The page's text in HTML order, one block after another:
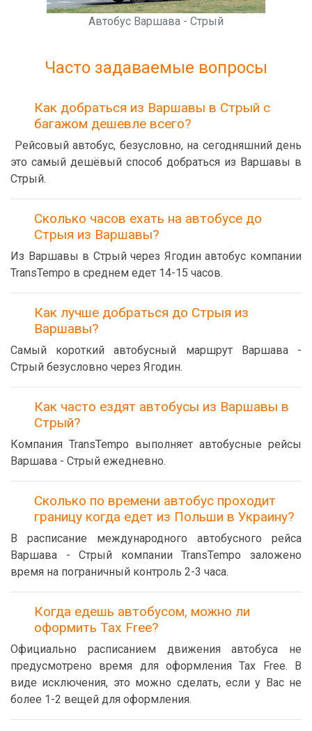
Автобус Варшава - Стрый
Часто задаваемые вопросы
Как добраться из Варшавы в Стрый с
багажом дешевле всего?
Рейсовый автобус, безусловно, на сегодняшний день
это самый дешёвый способ добраться из Варшавы в
Стрый.
Сколько часов ехать на автобусе до
Стрыя из Варшавы?
Из Варшавы в Стрый через Ягодин автобус компании
TransTempo в среднем едет 14-15 часов.
Как лучше добраться до Стрыя из
Варшавы?
Самый короткий автобусный маршрут Варшава -
Стрый безусловно через Ягодин.
Как часто ездят автобусы из Варшавы в
Стрый?
Компания TransTempo выполняет автобусные рейсы
Варшава - Стрый ежедневно.
Сколько по времени автобус проходит
границу когда едет из Польши в Украину?
В расписание международного автобусного рейса
Варшава - Стрый компании TransTempo заложено
время на пограничный контроль 2-3 часа.
Когда едешь автобусом, можно ли
оформить Tax Free?
Официально расписанием движения автобуса не
предусмотрено время для оформления Tax Free. В
виде исключения, это можно сделать, если у Вас не
более 1-2 вещей для оформления.